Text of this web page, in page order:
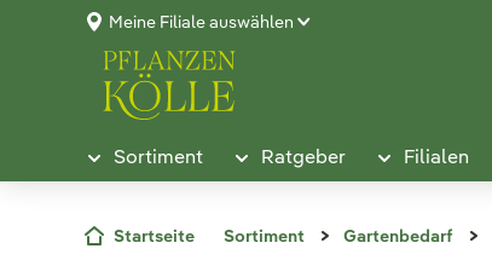
Meine Filiale auswählen
Sortiment Ratgeber Filialen
Startseite Sortiment Gartenbedarf